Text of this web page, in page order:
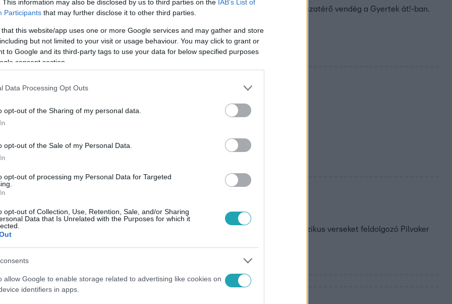
This information may also be disclosed by us to third parties on the IAB’s List of
Participants that may further disclose it to other third parties.
that this website/app uses one or more Google services and may gather and store
but not limited to your visit or usage behaviour. You may click to grant or
to Google and its third-party tags to use your data for below specified purposes
consent section.
Data Processing Opt Outs
opt-out of the Sharing of my personal data.
opt-out of the Sale of my Personal Data.
opt-out of processing my Personal Data for Targeted
opt-out of Collection, Use, Retention, Sale, and/or Sharing
Data that Is Unrelated with the Purposes for which it
allow Google to enable storage related to advertising like cookies on
identifiers in apps.
mutatta be Sebestyén Balázs játékos showműsorának feladatait, Fluor Tomi, aki visszatérő vendég a Gyertek át!-ban.
és bordó minden mennyiségben. Holdampf Linda kegyes volt, még a bundás
két mézes madzagot is elhúzott - KLIPRÉSZLET!
várhatóak új dalok, Fluor szólóban is visszatér és tovább dübörög a klasszikus verseket feldolgozó Pilvaker